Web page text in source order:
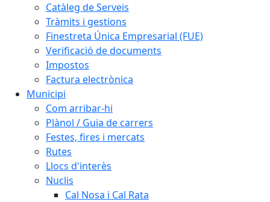
Catàleg de Serveis
Tràmits i gestions
Finestreta Única Empresarial (FUE)
Verificació de documents
Impostos
Factura electrònica
Municipi
Com arribar-hi
Plànol / Guia de carrers
Festes, fires i mercats
Rutes
Llocs d'interès
Nuclis
Cal Nosa i Cal Rata